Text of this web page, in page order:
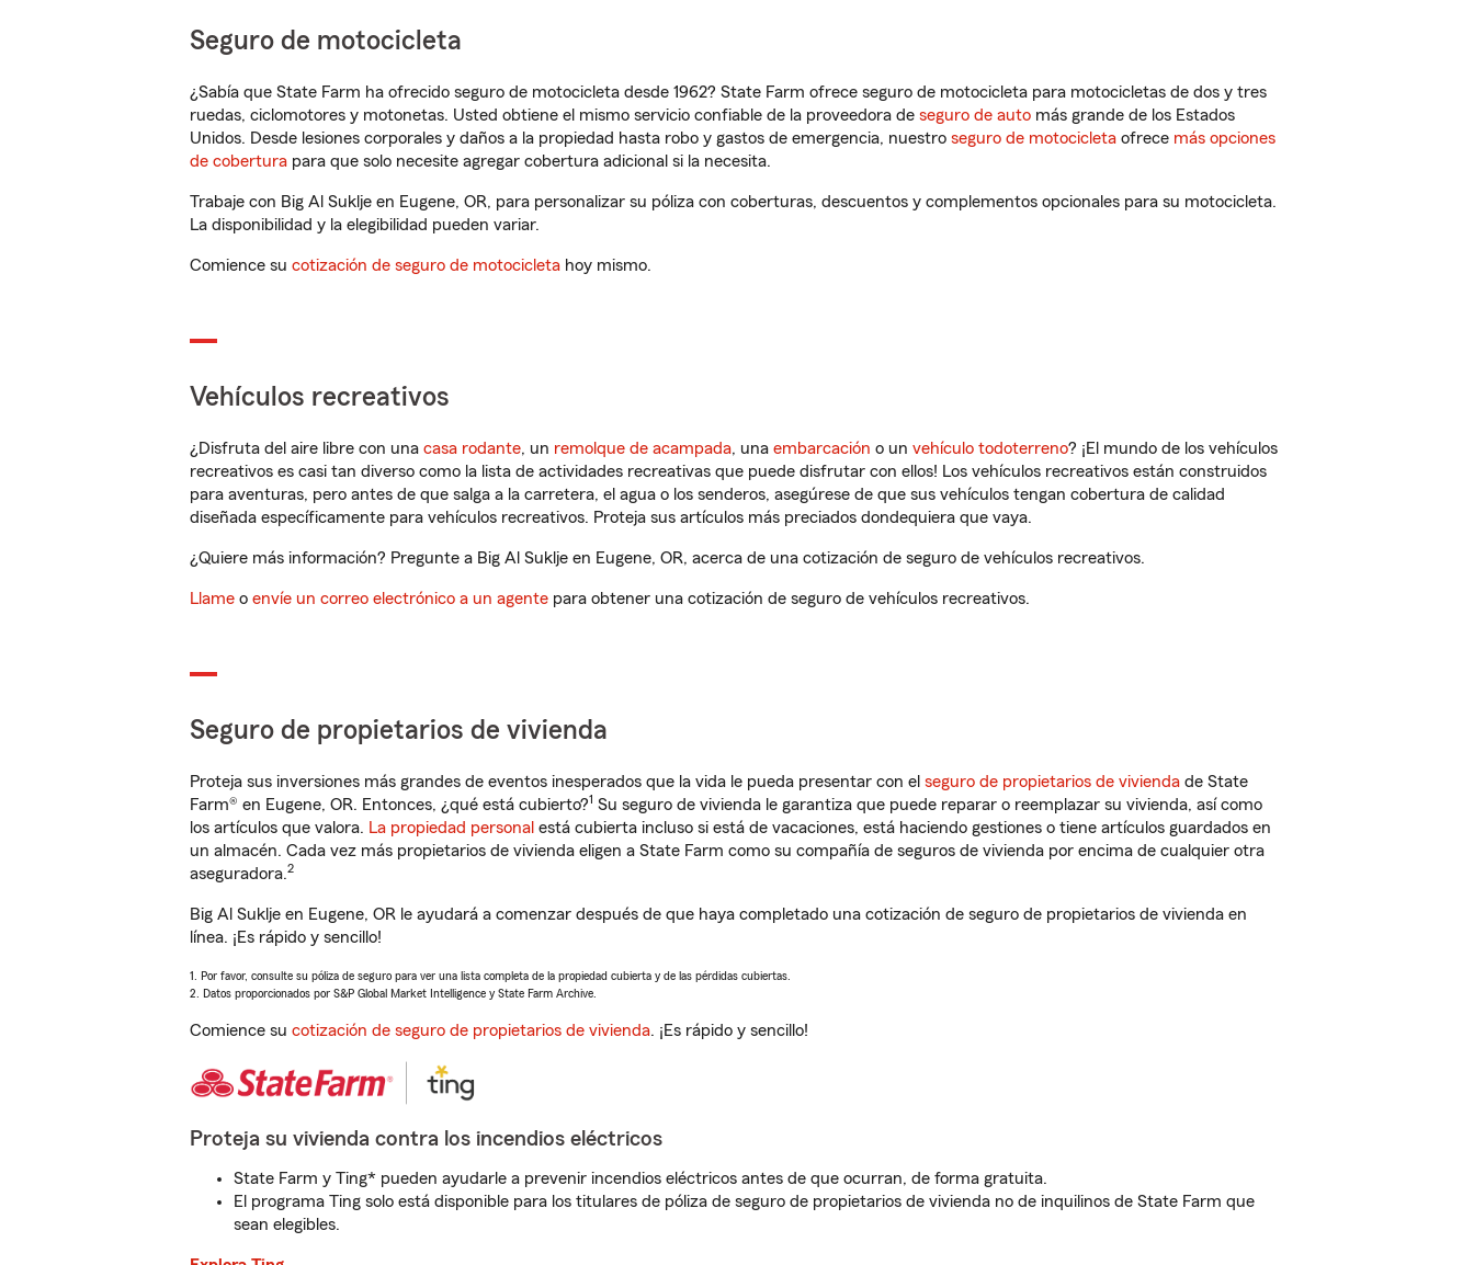
Seguro de motocicleta
¿Sabía que State Farm ha ofrecido seguro de motocicleta desde 1962? State Farm ofrece seguro de motocicleta para motocicletas de dos y tres
ruedas, ciclomotores y motonetas. Usted obtiene el mismo servicio confiable de la proveedora de seguro de auto más grande de los Estados
Unidos. Desde lesiones corporales y daños a la propiedad hasta robo y gastos de emergencia, nuestro seguro de motocicleta ofrece más opciones
de cobertura para que solo necesite agregar cobertura adicional si la necesita.
Trabaje con Big Al Suklje en Eugene, OR, para personalizar su póliza con coberturas, descuentos y complementos opcionales para su motocicleta.
La disponibilidad y la elegibilidad pueden variar.
Comience su cotización de seguro de motocicleta hoy mismo.
Vehículos recreativos
¿Disfruta del aire libre con una casa rodante, un remolque de acampada, una embarcación o un vehículo todoterreno? ¡El mundo de los vehículos
recreativos es casi tan diverso como la lista de actividades recreativas que puede disfrutar con ellos! Los vehículos recreativos están construidos
para aventuras, pero antes de que salga a la carretera, el agua o los senderos, asegúrese de que sus vehículos tengan cobertura de calidad
diseñada específicamente para vehículos recreativos. Proteja sus artículos más preciados dondequiera que vaya.
¿Quiere más información? Pregunte a Big Al Suklje en Eugene, OR, acerca de una cotización de seguro de vehículos recreativos.
Llame o envíe un correo electrónico a un agente para obtener una cotización de seguro de vehículos recreativos.
Seguro de propietarios de vivienda
Proteja sus inversiones más grandes de eventos inesperados que la vida le pueda presentar con el seguro de propietarios de vivienda de State
Farm® en Eugene, OR. Entonces, ¿qué está cubierto?1 Su seguro de vivienda le garantiza que puede reparar o reemplazar su vivienda, así como
los artículos que valora. La propiedad personal está cubierta incluso si está de vacaciones, está haciendo gestiones o tiene artículos guardados en
un almacén. Cada vez más propietarios de vivienda eligen a State Farm como su compañía de seguros de vivienda por encima de cualquier otra
aseguradora.2
Big Al Suklje en Eugene, OR le ayudará a comenzar después de que haya completado una cotización de seguro de propietarios de vivienda en
línea. ¡Es rápido y sencillo!
1. Por favor, consulte su póliza de seguro para ver una lista completa de la propiedad cubierta y de las pérdidas cubiertas.
2. Datos proporcionados por S&P Global Market Intelligence y State Farm Archive.
Comience su cotización de seguro de propietarios de vivienda. ¡Es rápido y sencillo!
Proteja su vivienda contra los incendios eléctricos
State Farm y Ting* pueden ayudarle a prevenir incendios eléctricos antes de que ocurran, de forma gratuita.
El programa Ting solo está disponible para los titulares de póliza de seguro de propietarios de vivienda no de inquilinos de State Farm que
sean elegibles.